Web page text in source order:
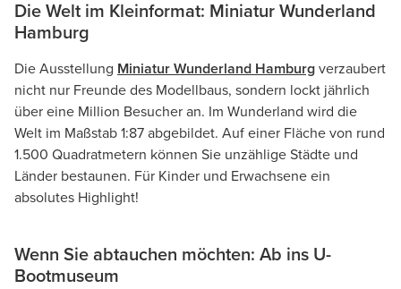
Die Welt im Kleinformat: Miniatur Wunderland
Hamburg
Die Ausstellung Miniatur Wunderland Hamburg verzaubert
nicht nur Freunde des Modellbaus, sondern lockt jährlich
über eine Million Besucher an. Im Wunderland wird die
Welt im Maßstab 1:87 abgebildet. Auf einer Fläche von rund
1.500 Quadratmetern können Sie unzählige Städte und
Länder bestaunen. Für Kinder und Erwachsene ein
absolutes Highlight!
Wenn Sie abtauchen möchten: Ab ins U-
Bootmuseum